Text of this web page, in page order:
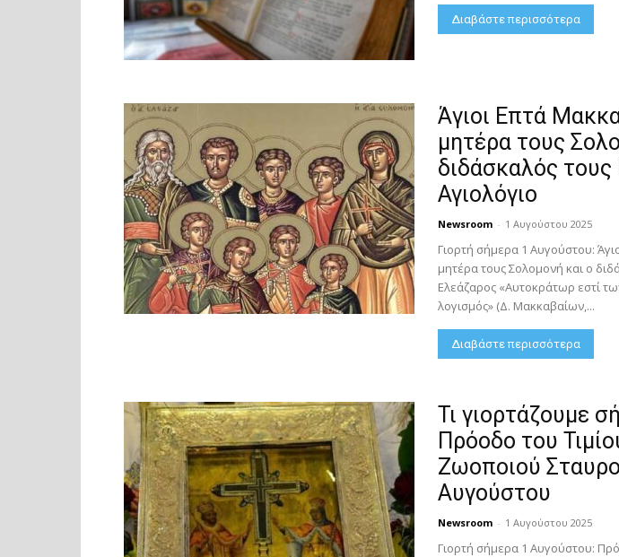
Διαβάστε περισσότερα
Άγιοι Επτά
μητέρα τους
διδάσκαλός
Αγιολόγιο
Newsroom - 1 Αυγούστου 2025
Γιορτή σήμερα 1 Αυγούστου:
μητέρα τους Σολομονή και ο
Ελεάζαρος «Αυτοκράτωρ εστί
λογισμός» (Δ. Μακκαβαίων,...
Διαβάστε περισσότερα
Τι γιορτάζουμε
Πρόοδο του
Ζωοποιού
Αυγούστου
Newsroom - 1 Αυγούστου 2025
Γιορτή σήμερα 1 Αυγούστου: